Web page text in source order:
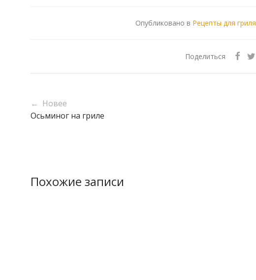
Опубликовано в Рецепты для гриля
Поделиться
← Новее
Осьминог на гриле
Похожие записи